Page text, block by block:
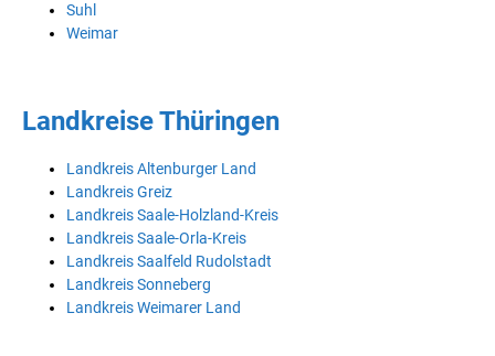
Suhl
Weimar
Landkreise Thüringen
Landkreis Altenburger Land
Landkreis Greiz
Landkreis Saale-Holzland-Kreis
Landkreis Saale-Orla-Kreis
Landkreis Saalfeld Rudolstadt
Landkreis Sonneberg
Landkreis Weimarer Land